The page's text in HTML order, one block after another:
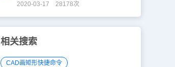
2020-03-17 28178次
相关搜索
CAD画矩形快捷命令